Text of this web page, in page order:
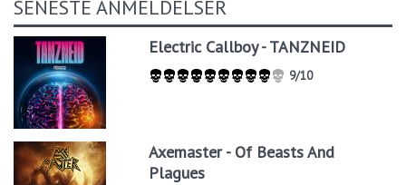
SENESTE ANMELDELSER
Electric Callboy - TANZNEID
9/10
Axemaster - Of Beasts And
Plagues